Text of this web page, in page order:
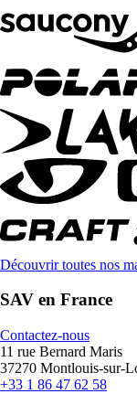
Découvrir toutes nos
SAV en France
Contactez-nous
11 rue Bernard Maris
37270 Montlouis-sur-
+33 1 86 47 62 58